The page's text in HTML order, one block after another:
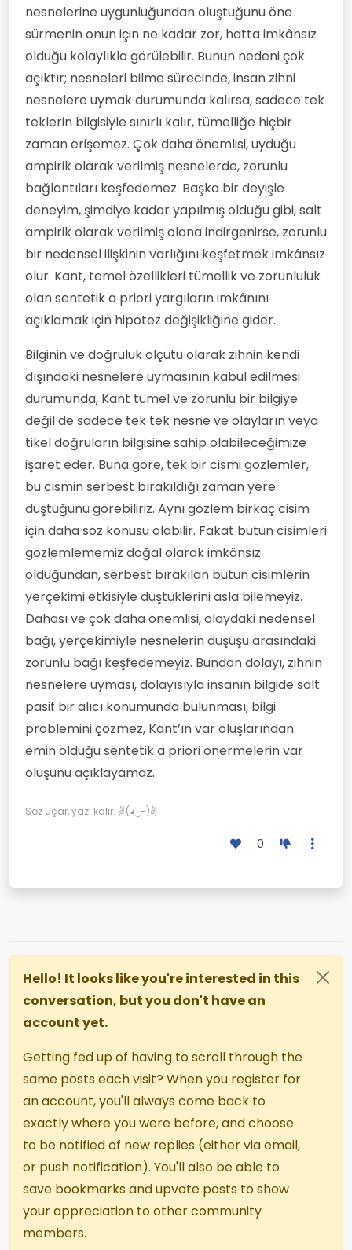
nesnelerine uygunluğundan oluştuğunu öne
sürmenin onun için ne kadar zor, hatta imkânsız
olduğu kolaylıkla görülebilir. Bunun nedeni çok
açıktır; nesneleri bilme sürecinde, insan zihni
nesnelere uymak durumunda kalırsa, sadece tek
teklerin bilgisiyle sınırlı kalır, tümelliğe hiçbir
zaman erişemez. Çok daha önemlisi, uyduğu
ampirik olarak verilmiş nesnelerde, zorunlu
bağlantıları keşfedemez. Başka bir deyişle
deneyim, şimdiye kadar yapılmış olduğu gibi, salt
ampirik olarak verilmiş olana indirgenirse, zorunlu
bir nedensel ilişkinin varlığını keşfetmek imkânsız
olur. Kant, temel özellikleri tümellik ve zorunluluk
olan sentetik a priori yargıların imkânını
açıklamak için hipotez değişikliğine gider.
Bilginin ve doğruluk ölçütü olarak zihnin kendi
dışındaki nesnelere uymasının kabul edilmesi
durumunda, Kant tümel ve zorunlu bir bilgiye
değil de sadece tek tek nesne ve olayların veya
tikel doğruların bilgisine sahip olabileceğimize
işaret eder. Buna göre, tek bir cismi gözlemler,
bu cismin serbest bırakıldığı zaman yere
düştüğünü görebiliriz. Aynı gözlem birkaç cisim
için daha söz konusu olabilir. Fakat bütün cisimleri
gözlemlememiz doğal olarak imkânsız
olduğundan, serbest bırakılan bütün cisimlerin
yerçekimi etkisiyle düştüklerini asla bilemeyiz.
Dahası ve çok daha önemlisi, olaydaki nedensel
bağı, yerçekimiyle nesnelerin düşüşü arasındaki
zorunlu bağı keşfedemeyiz. Bundan dolayı, zihnin
nesnelere uyması, dolayısıyla insanın bilgide salt
pasif bir alıcı konumunda bulunması, bilgi
problemini çözmez, Kant’ın var oluşlarından
emin olduğu sentetik a priori önermelerin var
oluşunu açıklayamaz.
Söz uçar, yazı kalır. ✌(◕‿-)✌
0
Hello! It looks like you're interested in this
conversation, but you don't have an
account yet.
Getting fed up of having to scroll through the
same posts each visit? When you register for
an account, you'll always come back to
exactly where you were before, and choose
to be notified of new replies (either via email,
or push notification). You'll also be able to
save bookmarks and upvote posts to show
your appreciation to other community
members.